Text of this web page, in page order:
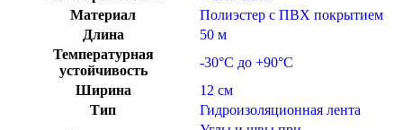
Материал
Полиэстер с ПВХ покрытием
Длина
50 м
Температурная
устойчивость
-30°C до +90°C
Ширина
12 см
Тип
Гидроизоляционная лента